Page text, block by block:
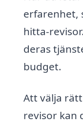
erfarenhet,
hitta-
deras
budget.
Att välja
revisor kan